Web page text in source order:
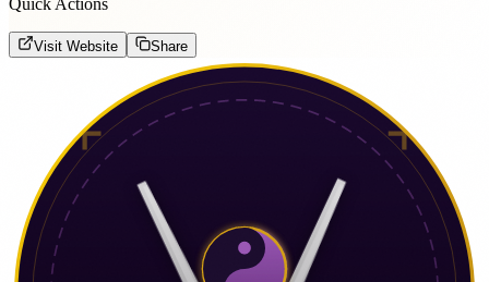
Quick Actions
Visit Website Share